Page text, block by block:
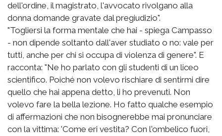
dell'ordine, il magistrato, l'avvocato rivolgano alla
donna domande gravate dal pregiudizio".
"Togliersi la forma mentale che hai - spiega Campasso
- non dipende soltanto dall'aver studiato o no: vale per
tutti, anche per chi si occupa di violenza di genere". E
racconta: "Ne ho parlato con gli studenti di un liceo
scientifico. Poiché non volevo rischiare di sentirmi dire
quello che hai appena detto, li ho prevenuti. Non
volevo fare la bella lezione. Ho fatto qualche esempio
di affermazioni che non bisognerebbe mai pronunciare
con la vittima: 'Come eri vestita? Con l'ombelico fuori,